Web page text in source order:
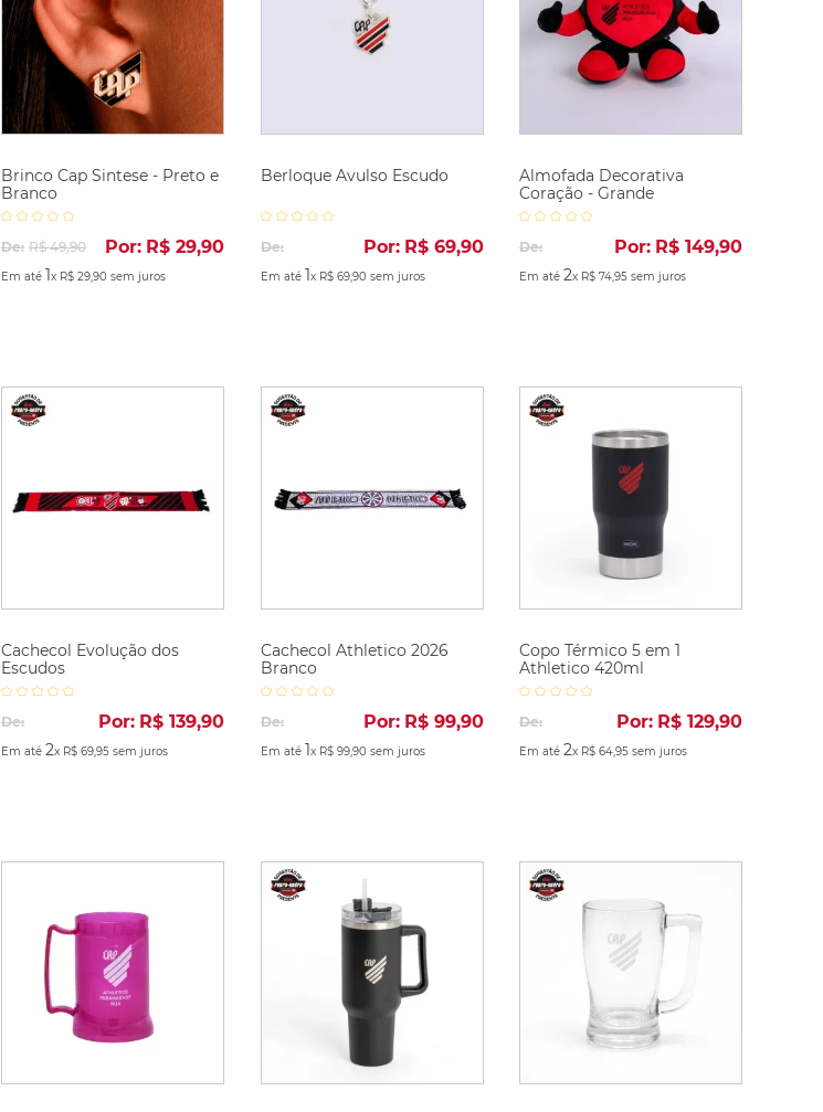
Brinco Cap Sintese - Preto e
Branco
De: R$ 49,90 Por: R$ 29,90
Em até 1x R$ 29,90 sem juros
Berloque Avulso Escudo
De: Por: R$ 69,90
Em até 1x R$ 69,90 sem juros
Almofada Decorativa
Coração - Grande
De: Por: R$ 149,90
Em até 2x R$ 74,95 sem juros
Cachecol Evolução dos
Escudos
De: Por: R$ 139,90
Em até 2x R$ 69,95 sem juros
Cachecol Athletico 2026
Branco
De: Por: R$ 99,90
Em até 1x R$ 99,90 sem juros
Copo Térmico 5 em 1
Athletico 420ml
De: Por: R$ 129,90
Em até 2x R$ 64,95 sem juros